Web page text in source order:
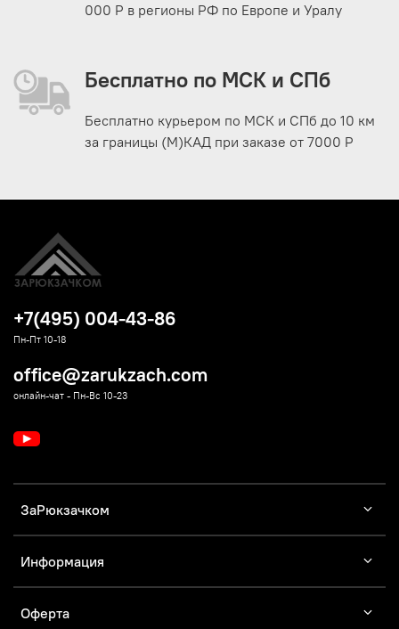
000 Р в регионы РФ по Европе и Уралу
Бесплатно по МСК и СПб
Бесплатно курьером по МСК и СПб до 10 км
за границы (М)КАД при заказе от 7000 Р
ЗаРюкзачком
Информация
Оферта
+7(495) 004-43-86
Пн-Пт 10-18
office@zarukzach.com
онлайн-чат - Пн-Вс 10-23